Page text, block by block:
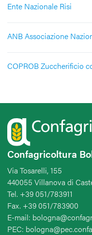
Ente Nazionale Risi
ANB Associazione
COPROB Zuccherificio
Confagricoltura
Via Tosarelli, 155
440055 Villanova di
Tel. +39 051/783911
Fax. +39 051/783900
E-mail:
PEC: